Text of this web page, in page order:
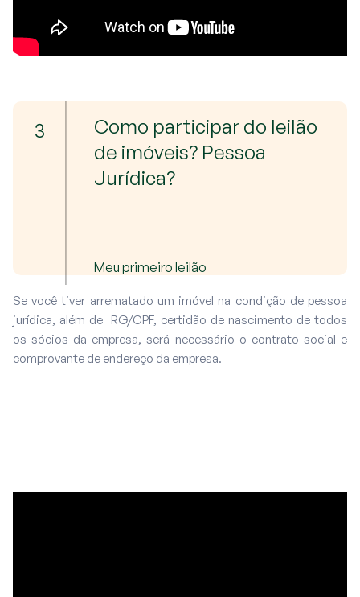
3
Como participar do leilão
de imóveis? Pessoa
Jurídica?
Meu primeiro leilão
Se você tiver arrematado um imóvel na condição de pessoa
jurídica, além de RG/CPF, certidão de nascimento de todos
os sócios da empresa, será necessário o contrato social e
comprovante de endereço da empresa.